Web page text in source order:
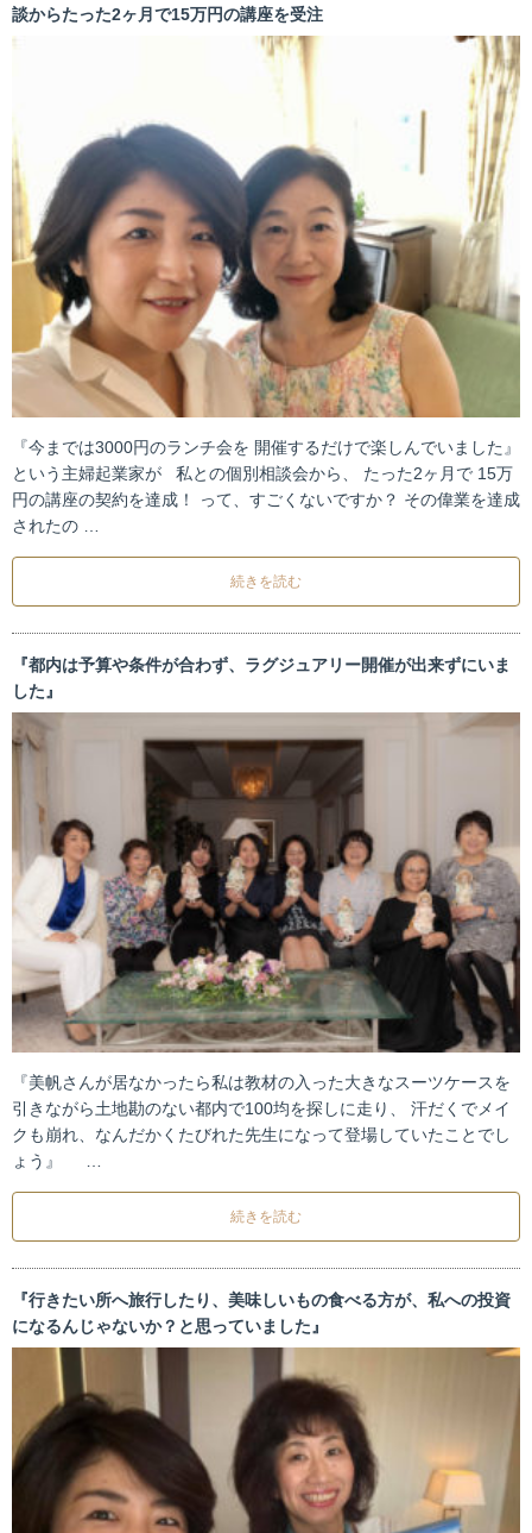
談からたった2ヶ月で15万円の講座を受注
『今までは3000円のランチ会を 開催するだけで楽しんでいました』
という主婦起業家が 私との個別相談会から、 たった2ヶ月で 15万
円の講座の契約を達成！ って、すごくないですか？ その偉業を達成
されたの …
続きを読む
『都内は予算や条件が合わず、ラグジュアリー開催が出来ずにいま
した』
『美帆さんが居なかったら私は教材の入った大きなスーツケースを
引きながら土地勘のない都内で100均を探しに走り、 汗だくでメイ
クも崩れ、なんだかくたびれた先生になって登場していたことでし
ょう』 …
続きを読む
『行きたい所へ旅行したり、美味しいもの食べる方が、私への投資
になるんじゃないか？と思っていました』